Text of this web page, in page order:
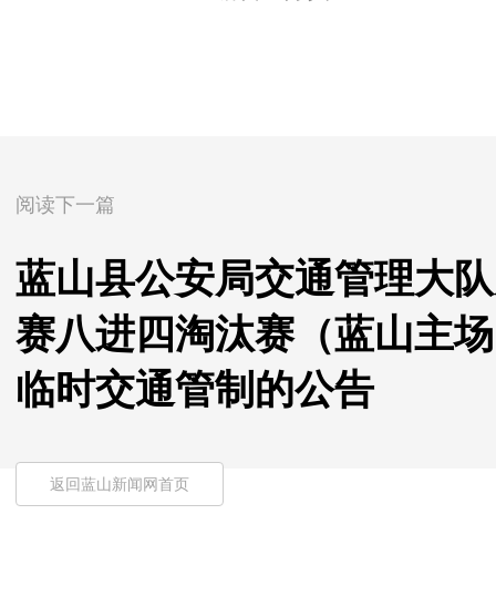
阅读下一篇
蓝山县公安局交通管理大
赛八进四淘汰赛（蓝山主
临时交通管制的公告
返回蓝山新闻网首页